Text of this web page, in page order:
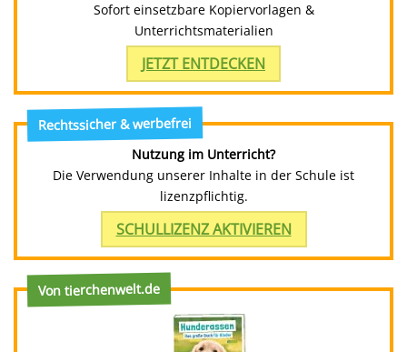
Sofort einsetzbare Kopiervorlagen &
Unterrichtsmaterialien
JETZT ENTDECKEN
Rechtssicher & werbefrei
Nutzung im Unterricht?
Die Verwendung unserer Inhalte in der Schule ist
lizenzpflichtig.
SCHULLIZENZ AKTIVIEREN
Von tierchenwelt.de